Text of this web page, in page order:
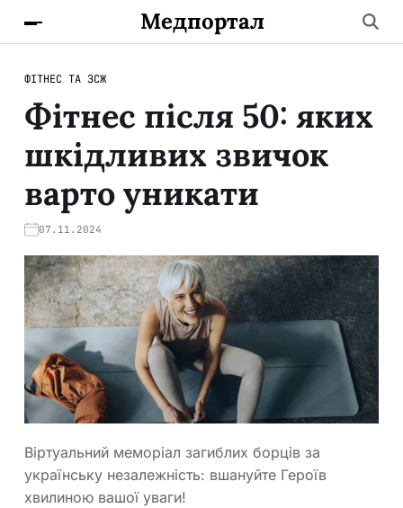
Медпортал
ФІТНЕС ТА ЗСЖ
Фітнес після 50: яких
шкідливих звичок
варто уникати
07.11.2024
Віртуальний меморіал загиблих борців за
українську незалежність: вшануйте Героїв
хвилиною вашої уваги!